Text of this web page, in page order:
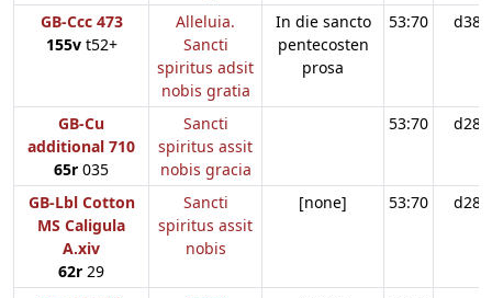
GB-Ccc 473
155vt52+
Alleluia.
Sancti
spiritus adsit
nobis gratia
In die sancto
pentecosten
prosa
53:70 d38
GB-Cu
additional 710
65r 035
Sancti
spiritus assit
nobis gracia
53:70 d28
GB-Lbl Cotton
MS Caligula
A.xiv
62r 29
Sancti
spiritus assit
nobis
[none] 53:70 d28